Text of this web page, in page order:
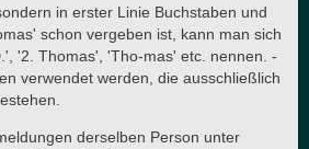
in erster Linie Buchstaben und
schon vergeben ist, kann man sich
'2. Thomas', 'Tho-mas' etc. nennen. -
verwendet werden, die ausschließlich
derselben Person unter